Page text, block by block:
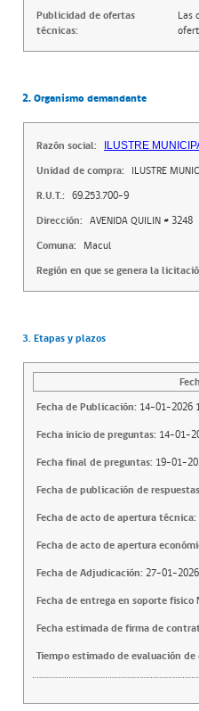
Publicidad de ofertas
técnicas:
Las
2. Organismo demandante
Razón social: ILUSTRE
Unidad de compra: ILUSTRE
R.U.T.: 69.253.700-9
Dirección: AVENIDA QUILIN # 3248
Comuna: Macul
Región en que se genera la
3. Etapas y plazos
Fecha de Publicación: 14-01-2026
Fecha inicio de preguntas: 14-01-
Fecha final de preguntas: 19-01-
Fecha de publicación de
Fecha de acto de apertura técnica:
Fecha de acto de apertura
Fecha de Adjudicación: 27-01-
Fecha de entrega en soporte fisico
Fecha estimada de firma de
Tiempo estimado de evaluación de